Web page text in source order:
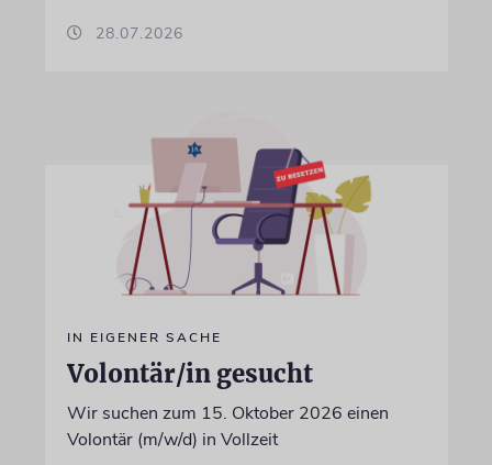
28.07.2026
IN EIGENER SACHE
Volontär/in gesucht
Wir suchen zum 15. Oktober 2026 einen
Volontär (m/w/d) in Vollzeit